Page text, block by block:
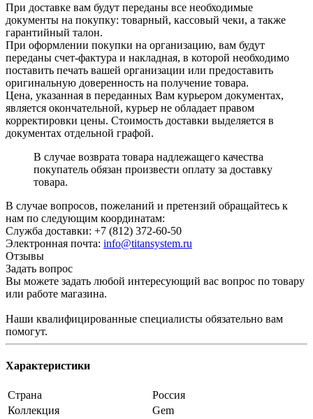
При доставке вам будут переданы все необходимые
документы на покупку: товарный, кассовый чеки, а также
гарантийный талон.
При оформлении покупки на организацию, вам будут
переданы счет-фактура и накладная, в которой необходимо
поставить печать вашей организации или предоставить
оригинальную доверенность на получение товара.
Цена, указанная в переданных Вам курьером документах,
является окончательной, курьер не обладает правом
корректировки цены. Стоимость доставки выделяется в
документах отдельной графой.
В случае возврата товара надлежащего качества
покупатель обязан произвести оплату за доставку
товара.
В случае вопросов, пожеланий и претензий обращайтесь к
нам по следующим координатам:
Служба доставки: +7 (812) 372-60-50
Электронная почта: info@titansystem.ru
Отзывы
Задать вопрос
Вы можете задать любой интересующий вас вопрос по товару
или работе магазина.
Наши квалифицированные специалисты обязательно вам
помогут.
Характеристики
Страна
Россия
Коллекция
Gem